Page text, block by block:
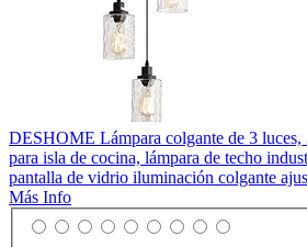
DESHOME Lámpara colgante de 3 luces,
para isla de cocina, lámpara de techo
pantalla de vidrio iluminación colgante
Más Info